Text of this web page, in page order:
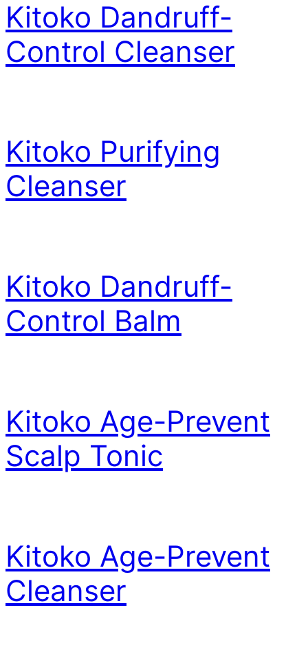
Kitoko Dandruff-
Control Cleanser
Kitoko Purifying
Cleanser
Kitoko Dandruff-
Control Balm
Kitoko Age-Prevent
Scalp Tonic
Kitoko Age-Prevent
Cleanser